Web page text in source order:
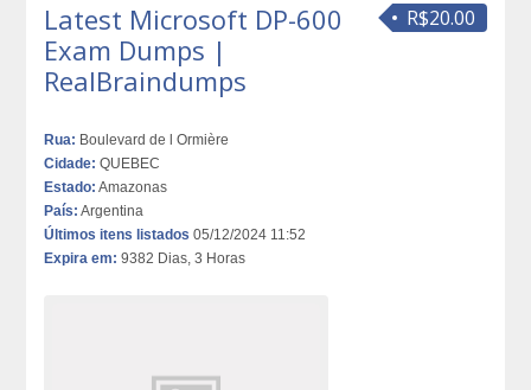
R$20.00
Latest Microsoft DP-600
Exam Dumps |
RealBraindumps
Rua: Boulevard de l Ormière
Cidade: QUEBEC
Estado: Amazonas
País: Argentina
Últimos itens listados 05/12/2024 11:52
Expira em: 9382 Dias, 3 Horas